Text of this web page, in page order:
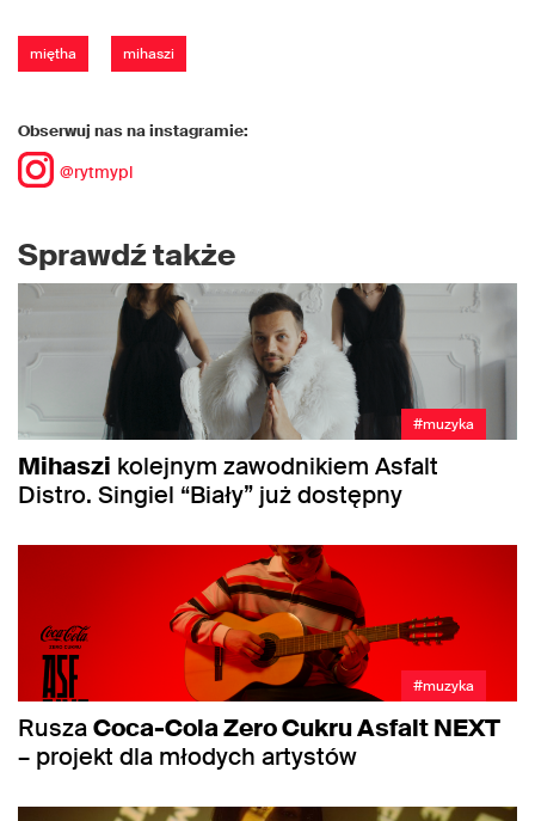
miętha mihaszi
Obserwuj nas na instagramie:
@rytmypl
Sprawdź także
#muzyka
Mihaszi kolejnym zawodnikiem Asfalt
Distro. Singiel “Biały” już dostępny
#muzyka
RuszaCoca-Cola Zero Cukru Asfalt NEXT
– projekt dla młodych artystów